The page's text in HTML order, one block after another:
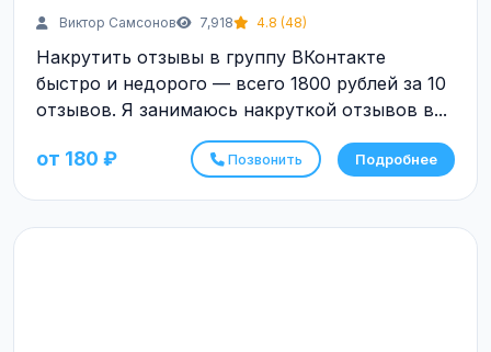
Виктор Самсонов 7,918 4.8 (48)
Накрутить отзывы в группу ВКонтакте
быстро и недорого — всего 1800 рублей за 10
отзывов. Я занимаюсь накруткой отзывов в...
от 180 ₽ Позвонить Подробнее